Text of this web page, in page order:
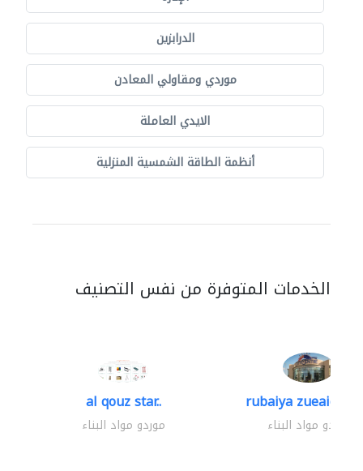
الدرابزين
موردي ومقاولي المعادن
الايدي العاملة
أنظمة الطاقة الشمسية المنزلية
الخدمات المتوفرة من نفس التصنيف
al qouz star..
موردو مواد البناء
rubaiya zueaid
موردو مواد البناء